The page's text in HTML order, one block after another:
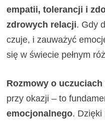
empatii, tolerancji i
zdrowych relacji. Gdy
czuje, i zauważyć
się w świecie pełnym
Rozmowy o uczuciach
przy okazji – to
emocjonalnego. Dzięki